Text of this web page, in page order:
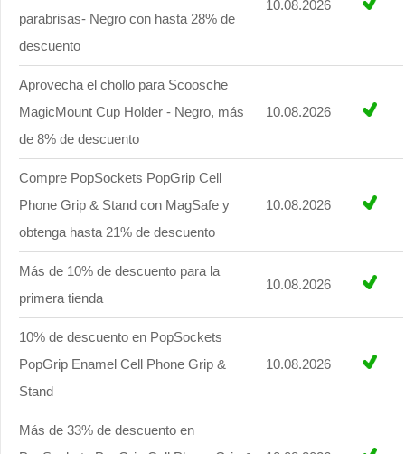
parabrisas- Negro con hasta 28% de
descuento
10.08.2026
Aprovecha el chollo para Scoosche
MagicMount Cup Holder - Negro, más
de 8% de descuento
10.08.2026
Compre PopSockets PopGrip Cell
Phone Grip & Stand con MagSafe y
obtenga hasta 21% de descuento
10.08.2026
Más de 10% de descuento para la
primera tienda
10.08.2026
10% de descuento en PopSockets
PopGrip Enamel Cell Phone Grip &
Stand
10.08.2026
Más de 33% de descuento en